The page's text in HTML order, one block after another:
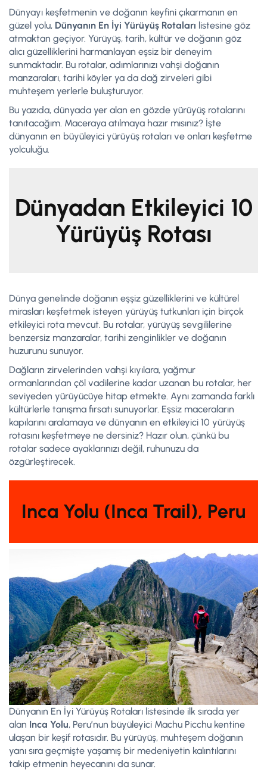
Dünyayı keşfetmenin ve doğanın keyfini çıkarmanın en
güzel yolu, Dünyanın En İyi Yürüyüş Rotaları listesine göz
atmaktan geçiyor. Yürüyüş, tarih, kültür ve doğanın göz
alıcı güzelliklerini harmanlayan eşsiz bir deneyim
sunmaktadır. Bu rotalar, adımlarınızı vahşi doğanın
manzaraları, tarihi köyler ya da dağ zirveleri gibi
muhteşem yerlerle buluşturuyor.
Bu yazıda, dünyada yer alan en gözde yürüyüş rotalarını
tanıtacağım. Maceraya atılmaya hazır mısınız? İşte
dünyanın en büyüleyici yürüyüş rotaları ve onları keşfetme
yolculuğu.
Dünyadan Etkileyici 10
Yürüyüş Rotası
Dünya genelinde doğanın eşşiz güzelliklerini ve kültürel
mirasları keşfetmek isteyen yürüyüş tutkunları için birçok
etkileyici rota mevcut. Bu rotalar, yürüyüş sevgililerine
benzersiz manzaralar, tarihi zenginlikler ve doğanın
huzurunu sunuyor.
Dağların zirvelerinden vahşi kıyılara, yağmur
ormanlarından çöl vadilerine kadar uzanan bu rotalar, her
seviyeden yürüyücüye hitap etmekte. Aynı zamanda farklı
kültürlerle tanışma fırsatı sunuyorlar. Eşsiz maceraların
kapılarını aralamaya ve dünyanın en etkileyici 10 yürüyüş
rotasını keşfetmeye ne dersiniz? Hazır olun, çünkü bu
rotalar sadece ayaklarınızı değil, ruhunuzu da
özgürleştirecek.
Inca Yolu (Inca Trail), Peru
Dünyanın En İyi Yürüyüş Rotaları listesinde ilk sırada yer
alan Inca Yolu, Peru’nun büyüleyici Machu Picchu kentine
ulaşan bir keşif rotasıdır. Bu yürüyüş, muhteşem doğanın
yanı sıra geçmişte yaşamış bir medeniyetin kalıntılarını
takip etmenin heyecanını da sunar.